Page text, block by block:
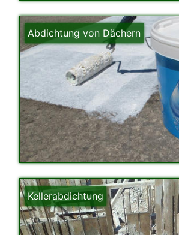
Abdichtung von Dächern
Kellerabdichtung